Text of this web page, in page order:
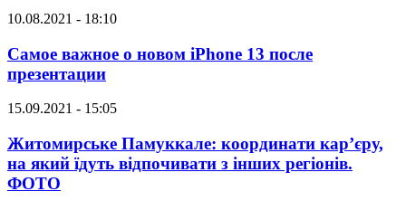
10.08.2021 - 18:10
Самое важное о новом iPhone 13 после
презентации
15.09.2021 - 15:05
Житомирське Памуккале: координати кар’єру,
на який їдуть відпочивати з інших регіонів.
ФОТО